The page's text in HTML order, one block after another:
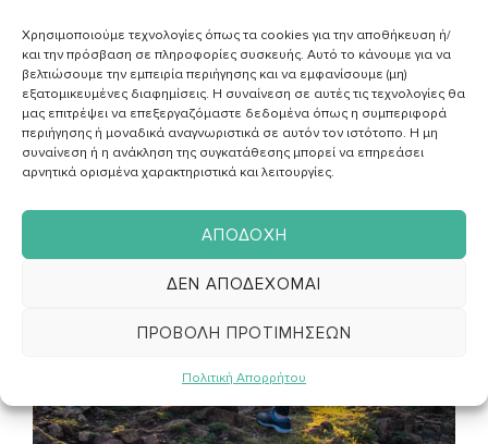
Χρησιμοποιούμε τεχνολογίες όπως τα cookies για την αποθήκευση ή/
και την πρόσβαση σε πληροφορίες συσκευής. Αυτό το κάνουμε για να
βελτιώσουμε την εμπειρία περιήγησης και να εμφανίσουμε (μη)
εξατομικευμένες διαφημίσεις. Η συναίνεση σε αυτές τις τεχνολογίες θα
μας επιτρέψει να επεξεργαζόμαστε δεδομένα όπως η συμπεριφορά
περιήγησης ή μοναδικά αναγνωριστικά σε αυτόν τον ιστότοπο. Η μη
συναίνεση ή η ανάκληση της συγκατάθεσης μπορεί να επηρεάσει
αρνητικά ορισμένα χαρακτηριστικά και λειτουργίες.
ΑΠΟΔΟΧΉ
ΔΕΝ ΑΠΟΔΈΧΟΜΑΙ
ΠΡΟΒΟΛΉ ΠΡΟΤΙΜΉΣΕΩΝ
Πολιτική Απορρήτου